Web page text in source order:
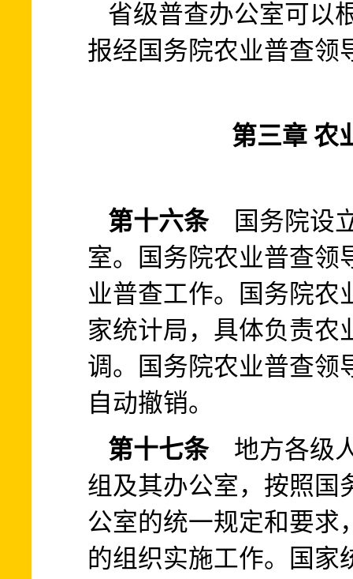
省级普查办公室可以
报经国务院农业普查领
第三章 农
第十六条国务院设立
室。国务院农业普查领
业普查工作。国务院农
家统计局，具体负责农
调。国务院农业普查领
自动撤销。
第十七条地方各级人
组及其办公室，按照国
公室的统一规定和要求
的组织实施工作。国家